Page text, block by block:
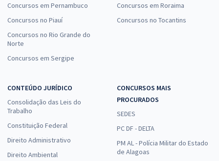
Concursos em Pernambuco
Concursos no Piauí
Concursos no Rio Grande do
Norte
Concursos em Sergipe
Concursos em Roraima
Concursos no Tocantins
CONTEÚDO JURÍDICO
Consolidação das Leis do
Trabalho
Constituição Federal
Direito Administrativo
Direito Ambiental
CONCURSOS MAIS
PROCURADOS
SEDES
PC DF - DELTA
PM AL - Polícia Militar do Estado
de Alagoas